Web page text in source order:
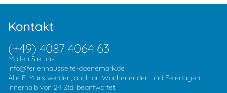
Kontakt
(+49) 4087 4064 63
Mailen Sie uns:
info@ferienhausseite-daenemark.de
Alle E-Mails werden, auch an Wochenenden und Feiertagen,
innerhalb von 24 Std. beantwortet.